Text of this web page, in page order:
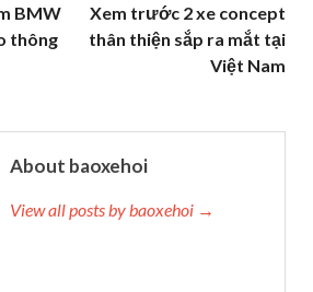
BMW
thông
Xem trước 2 xe concept
thân thiện sắp ra mắt tại
Việt Nam
About baoxehoi
View all posts by baoxehoi →